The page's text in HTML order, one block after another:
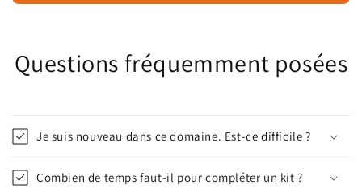
Questions fréquemment posées
Je suis nouveau dans ce domaine. Est-ce difficile ?
Combien de temps faut-il pour compléter un kit ?